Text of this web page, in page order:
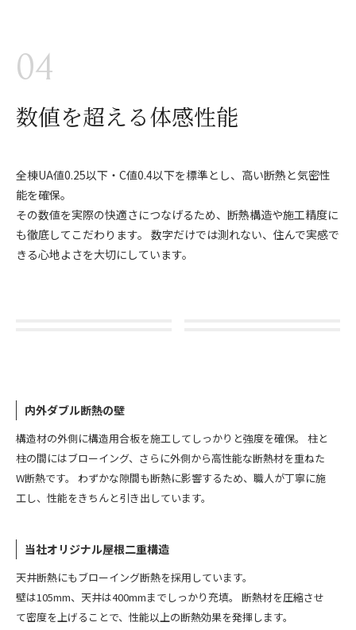
04
数値を超える体感性能
全棟UA値0.25以下・C値0.4以下を標準とし、高い断熱と気密性
能を確保。
その数値を実際の快適さにつなげるため、断熱構造や施工精度に
も徹底してこだわります。 数字だけでは測れない、住んで実感で
きる心地よさを大切にしています。
内外ダブル断熱の壁
構造材の外側に構造用合板を施工してしっかりと強度を確保。 柱と
柱の間にはブローイング、さらに外側から高性能な断熱材を重ねた
W断熱です。 わずかな隙間も断熱に影響するため、職人が丁寧に施
工し、性能をきちんと引き出しています。
当社オリジナル屋根二重構造
天井断熱にもブローイング断熱を採用しています。
壁は105mm、天井は400mmまでしっかり充填。 断熱材を圧縮させ
て密度を上げることで、性能以上の断熱効果を発揮します。